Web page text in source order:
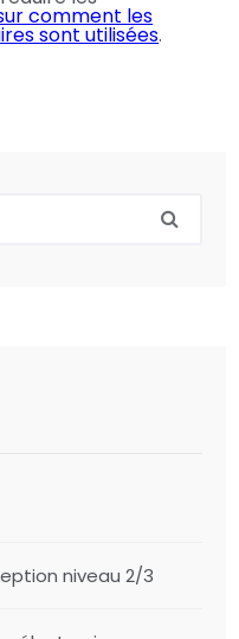
comment les
sont utilisées.
niveau 2/3